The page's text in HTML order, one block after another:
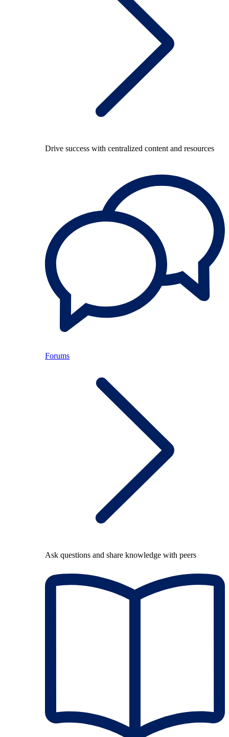
Drive success with centralized content and resources
Forums
Ask questions and share knowledge with peers